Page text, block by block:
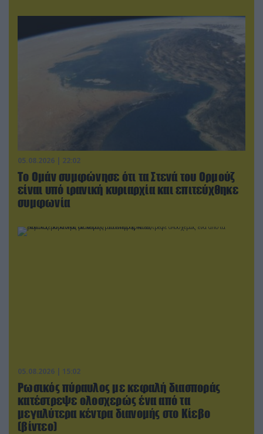
05.08.2026 | 22:02
Το Ομάν συμφώνησε ότι τα Στενά του Ορμούζ
είναι υπό ιρανική κυριαρχία και επιτεύχθηκε
συμφωνία
05.08.2026 | 15:02
Ρωσικός πύραυλος με κεφαλή διασποράς
κατέστρεψε ολοσχερώς ένα από τα
μεγαλύτερα κέντρα διανομής στο Κίεβο
(βίντεο)